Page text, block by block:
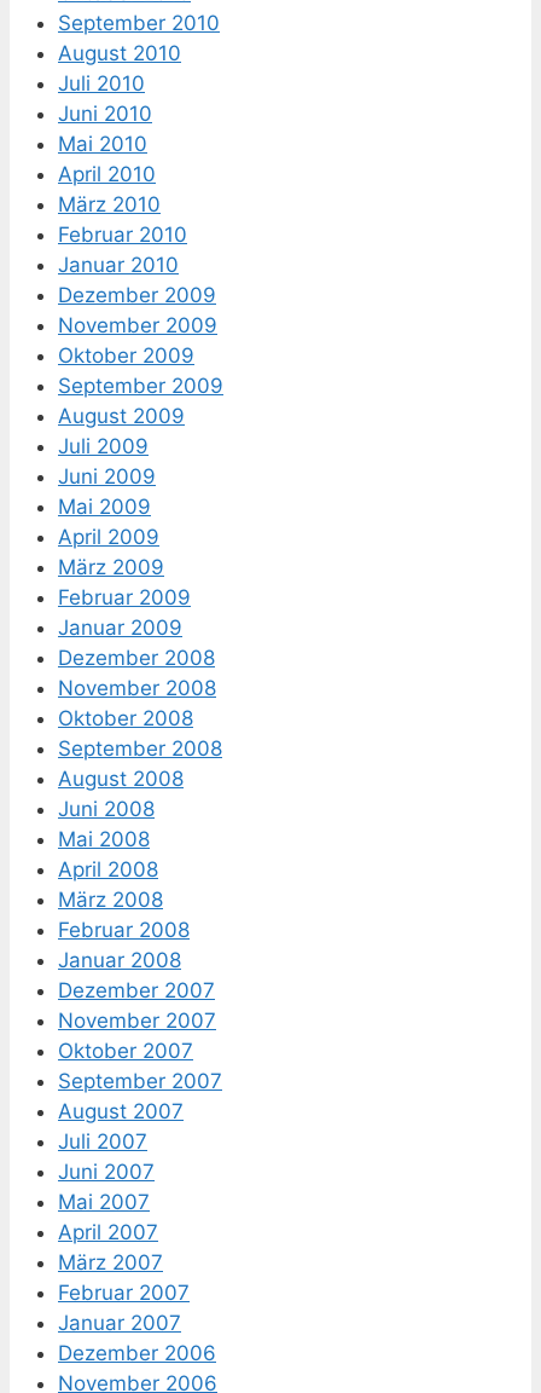
September 2010
August 2010
Juli 2010
Juni 2010
Mai 2010
April 2010
März 2010
Februar 2010
Januar 2010
Dezember 2009
November 2009
Oktober 2009
September 2009
August 2009
Juli 2009
Juni 2009
Mai 2009
April 2009
März 2009
Februar 2009
Januar 2009
Dezember 2008
November 2008
Oktober 2008
September 2008
August 2008
Juni 2008
Mai 2008
April 2008
März 2008
Februar 2008
Januar 2008
Dezember 2007
November 2007
Oktober 2007
September 2007
August 2007
Juli 2007
Juni 2007
Mai 2007
April 2007
März 2007
Februar 2007
Januar 2007
Dezember 2006
November 2006